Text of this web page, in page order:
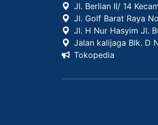
Jl. Berlian II/ 14
Jl. Golf Barat Raya
Jl. H Nur Hasyim Jl.
Jalan kalijaga Blk. D
Tokopedia